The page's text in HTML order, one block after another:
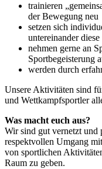
trainieren
der Bewegung neu
setzen sich
untereinander
nehmen gerne an
Sportbegeisterung
werden durch
Unsere Aktivitäten sind
und Wettkampfsportler
Was macht euch aus?
Wir sind gut vernetzt und
respektvollen Umgang
von sportlichen
Raum zu geben.